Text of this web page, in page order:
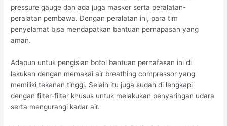
pressure gauge dan ada juga masker serta peralatan-
peralatan pembawa. Dengan peralatan ini, para tim
penyelamat bisa mendapatkan bantuan pernapasan yang
aman.
Adapun untuk pengisian botol bantuan pernafasan ini di
lakukan dengan memakai air breathing compressor yang
memiliki tekanan tinggi. Selain itu juga sudah di lengkapi
dengan filter-filter khusus untuk melakukan penyaringan udara
serta mengurangi kadar air.